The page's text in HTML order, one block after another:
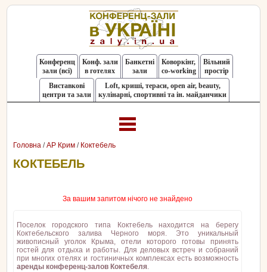
Конференц
зали (всі)
Конф. зали
в готелях
Банкетні
зали
Коворкінг,
co-working
Вільний
простір
Виставкові
центри та зали
Loft, криші, тераси, оpen air, beauty,
кулінарні, спортивні та ін. майданчики
Головна /АР Крим / Коктебель
КОКТЕБЕЛЬ
За вашим запитом нічого не знайдено
Поселок городского типа Коктебель находится на берегу
Коктебельского залива Черного моря. Это уникальный
живописный уголок Крыма, отели которого готовы принять
гостей для отдыха и работы. Для деловых встреч и собраний
при многих отелях и гостиничных комплексах есть возможность
аренды конференц-залов Коктебеля.